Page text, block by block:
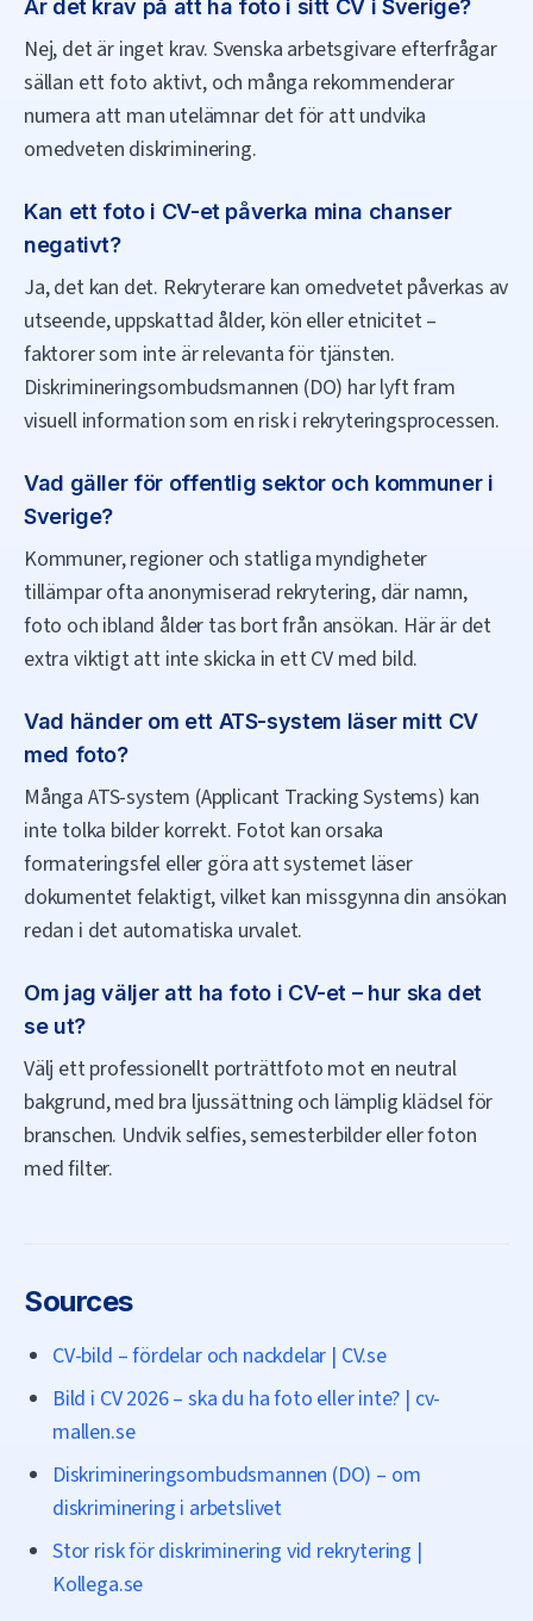
Är det krav på att ha foto i sitt CV i Sverige?
Nej, det är inget krav. Svenska arbetsgivare efterfrågar
sällan ett foto aktivt, och många rekommenderar
numera att man utelämnar det för att undvika
omedveten diskriminering.
Kan ett foto i CV-et påverka mina chanser
negativt?
Ja, det kan det. Rekryterare kan omedvetet påverkas av
utseende, uppskattad ålder, kön eller etnicitet –
faktorer som inte är relevanta för tjänsten.
Diskrimineringsombudsmannen (DO) har lyft fram
visuell information som en risk i rekryteringsprocessen.
Vad gäller för offentlig sektor och kommuner i
Sverige?
Kommuner, regioner och statliga myndigheter
tillämpar ofta anonymiserad rekrytering, där namn,
foto och ibland ålder tas bort från ansökan. Här är det
extra viktigt att inte skicka in ett CV med bild.
Vad händer om ett ATS-system läser mitt CV
med foto?
Många ATS-system (Applicant Tracking Systems) kan
inte tolka bilder korrekt. Fotot kan orsaka
formateringsfel eller göra att systemet läser
dokumentet felaktigt, vilket kan missgynna din ansökan
redan i det automatiska urvalet.
Om jag väljer att ha foto i CV-et – hur ska det
se ut?
Välj ett professionellt porträttfoto mot en neutral
bakgrund, med bra ljussättning och lämplig klädsel för
branschen. Undvik selfies, semesterbilder eller foton
med filter.
Sources
CV-bild – fördelar och nackdelar | CV.se
Bild i CV 2026 – ska du ha foto eller inte? | cv-
mallen.se
Diskrimineringsombudsmannen (DO) – om
diskriminering i arbetslivet
Stor risk för diskriminering vid rekrytering |
Kollega.se